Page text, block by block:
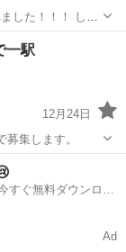
！！！ しか
の他ページに掲
一駅
12月24日
集します。
室
すぐ無料ダウンロー
Ad